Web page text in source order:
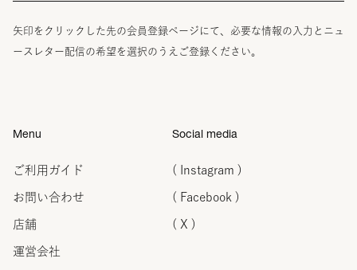
矢印をクリックした先の会員登録ページにて、必要な情報の入力とニュ
ースレター配信の希望を選択のうえご登録ください。
Menu
ご利用ガイド
お問い合わせ
店舗
運営会社
Social media
( Instagram )
( Facebook )
( X )